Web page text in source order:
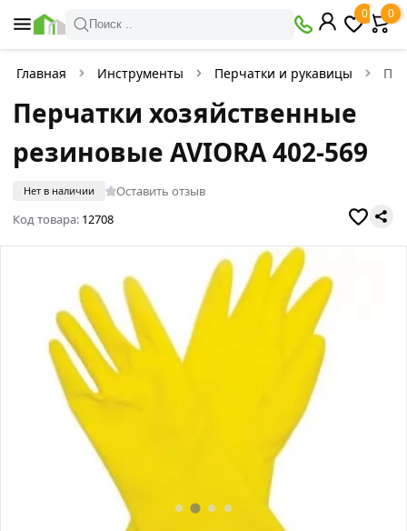
Поиск ..
0 0
Главная Инструменты Перчатки и рукавицы
Перчатки хозяйственные
резиновые AVIORA 402-569
Нет в наличии
Оставить отзыв
Код товара: 12708